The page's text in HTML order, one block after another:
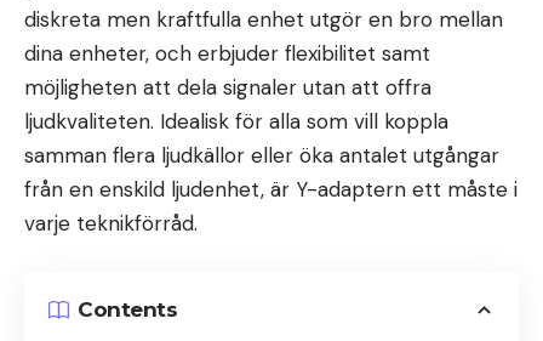
diskreta men kraftfulla enhet utgör en bro mellan
dina enheter, och erbjuder flexibilitet samt
möjligheten att dela signaler utan att offra
ljudkvaliteten. Idealisk för alla som vill koppla
samman flera ljudkällor eller öka antalet utgångar
från en enskild ljudenhet, är Y-adaptern ett måste i
varje teknikförråd.
Contents